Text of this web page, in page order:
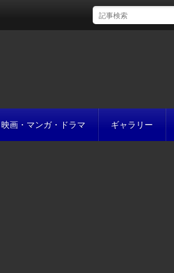
映画・マンガ・ドラマ ギャラリー